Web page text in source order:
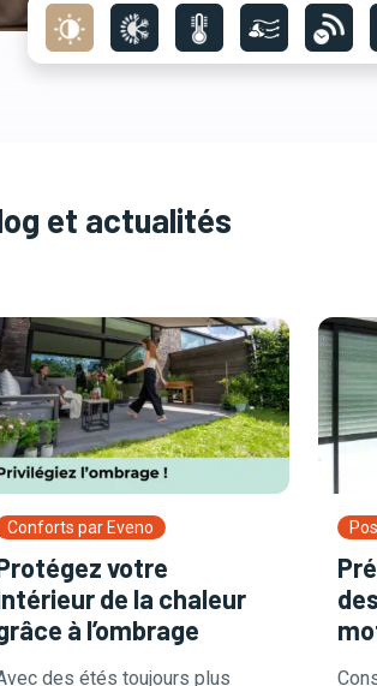
et actualités
Conforts par Eveno
votre
de la chaleur
à l’ombrage
des étés toujours plus